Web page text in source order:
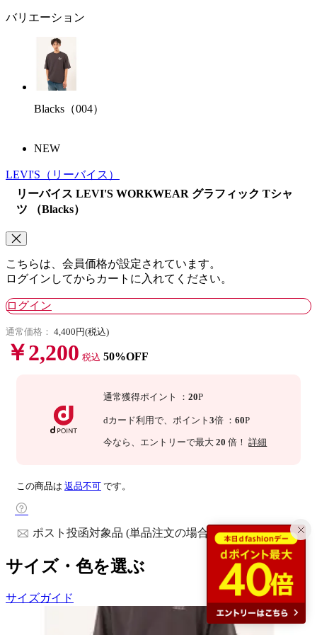
バリエーション
Blacks（004）
NEW
LEVI'S （リーバイス）
リーバイス LEVI'S WORKWEAR グラフィック Tシャ
ツ （Blacks）
こちらは、会員価格が設定されています。
ログインしてからカートに入れてください。
ログイン
通常価格： 4,400円(税込)
￥2,200 税込 50%OFF
通常獲得ポイント ：20P
dカード利用で、 ポイント3倍 ：60P
今なら 、エントリーで最大 20 倍！詳細
この商品は 返品不可 です。
ポスト投函対象品 (単品注文の場合)
サイズ・色を選ぶ
サイズガイド